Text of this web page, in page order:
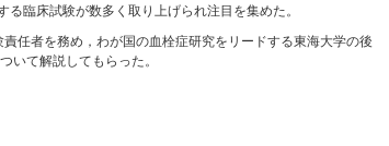
る臨床試験が数多く取り上げられ注目を集めた。
任者を務め，わが国の血栓症研究をリードする東海大学の後
いて解説してもらった。